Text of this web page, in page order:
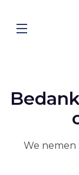
We nemen